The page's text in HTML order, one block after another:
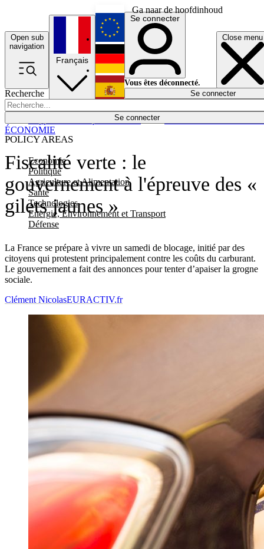
Ga naar de hoofdinhoud
Open sub
navigation
Close menu
Recherche
Se connecter
POLICY AREAS
Economie
Politique
Agriculture et Alimentation
Santé
Technologies
Energie, Environnement et Transport
Défense
Économie
Français
English
Deutsch
Español
Se connecter
Vous êtes déconnecté.
Se connecter
Fiscalité verte : le
gouvernement à l'épreuve des «
gilets jaunes »
La France se prépare à vivre un samedi de blocage, initié par des
citoyens qui protestent principalement contre les coûts du carburant.
Le gouvernement a fait des annonces pour tenter d’apaiser la grogne
sociale.
ÉCONOMIE
Clément NicolasEURACTIV.fr